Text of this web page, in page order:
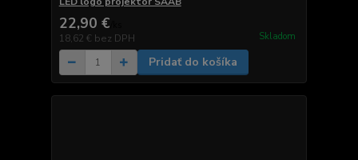
22,90 €
18,62 € bez DPH Skladom
Pridať do košíka